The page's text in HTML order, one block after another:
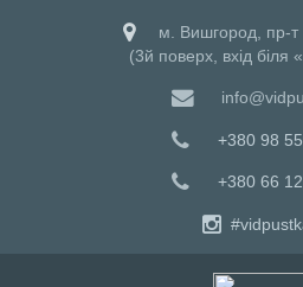
м. Вишгород, пр-
(3й поверх, вхід біля
+380 98
+380 66